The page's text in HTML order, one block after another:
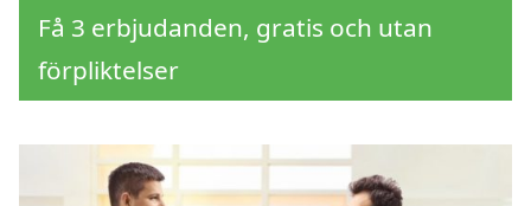
Få 3 erbjudanden, gratis och utan
förpliktelser